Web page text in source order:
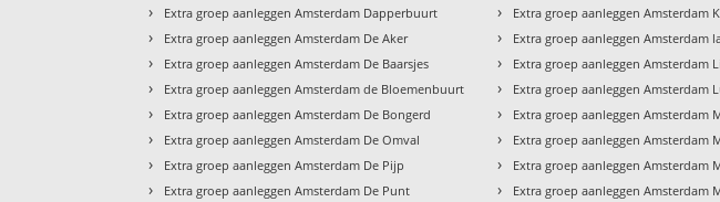
› Extra groep aanleggen Amsterdam Dapperbuurt
› Extra groep aanleggen Amsterdam De Aker
› Extra groep aanleggen Amsterdam De Baarsjes
› Extra groep aanleggen Amsterdam de Bloemenbuurt
› Extra groep aanleggen Amsterdam De Bongerd
› Extra groep aanleggen Amsterdam De Omval
› Extra groep aanleggen Amsterdam De Pijp
› Extra groep aanleggen Amsterdam De Punt
› Extra groep aanleggen Amsterdam
› Extra groep aanleggen Amsterdam
› Extra groep aanleggen Amsterdam
› Extra groep aanleggen Amsterdam
› Extra groep aanleggen Amsterdam
› Extra groep aanleggen Amsterdam
› Extra groep aanleggen Amsterdam
› Extra groep aanleggen Amsterdam